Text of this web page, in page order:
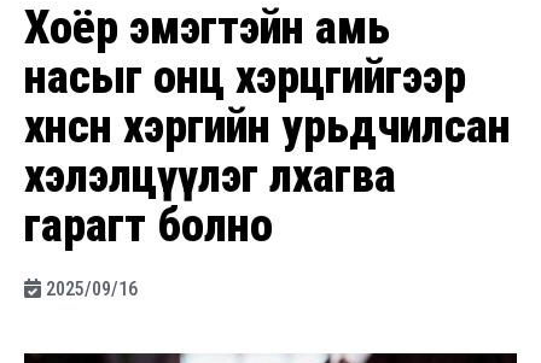
Хоёр эмэгтэйн амь
насыг онц хэрцгийгээр
хөнөөсөн хэргийн урьдчилсан
хэлэлцүүлэг лхагва
гарагт болно
2025/09/16